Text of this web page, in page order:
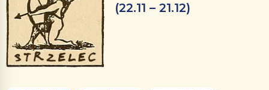
(22.11 – 21.12)